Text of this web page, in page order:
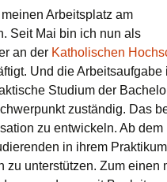
Arbeitsplatz am
Seit Mai bin ich nun als
an der Katholischen
Und die Arbeitsaufgabe
Studium der
zuständig. Das
zu entwickeln. Ab
in ihrem
zu unterstützen. Zum einen